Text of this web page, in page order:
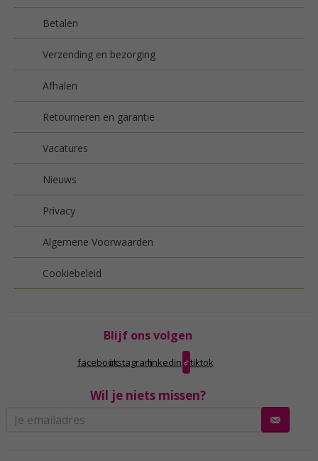
Betalen
Verzending en bezorging
Afhalen
Retourneren en garantie
Vacatures
Nieuws
Privacy
Algemene Voorwaarden
Cookiebeleid
Blijf ons volgen
facebookinstagramlinkedin tiktok
Wil je niets missen?